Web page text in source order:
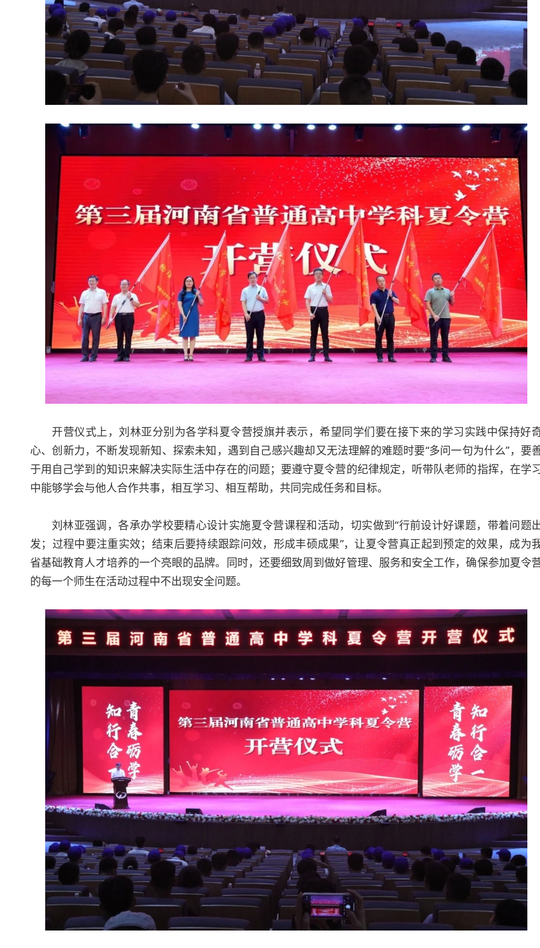
开营仪式上，刘林亚分别为各学科夏令营授旗并表示，希望同学们要在接下来的学习实践中保持好
心、创新力，不断发现新知、探索未知，遇到自己感兴趣却又无法理解的难题时要“多问一句为什么”，要
于用自己学到的知识来解决实际生活中存在的问题；要遵守夏令营的纪律规定，听带队老师的指挥，在学
中能够学会与他人合作共事，相互学习、相互帮助，共同完成任务和目标。
刘林亚强调，各承办学校要精心设计实施夏令营课程和活动，切实做到“行前设计好课题，带着问题
发；过程中要注重实效；结束后要持续跟踪问效，形成丰硕成果”，让夏令营真正起到预定的效果，成为
省基础教育人才培养的一个亮眼的品牌。同时，还要细致周到做好管理、服务和安全工作，确保参加夏令
的每一个师生在活动过程中不出现安全问题。